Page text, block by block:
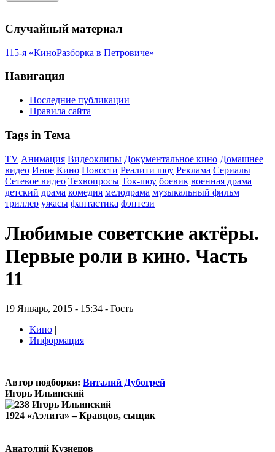
Случайный материал
115-я «КиноРазборка в Петровиче»
Навигация
Последние публикации
Правила сайта
Tags in Тема
TV Анимация Видеоклипы Документальное кино Домашнее
видео Иное Кино Новости Реалити шоу Реклама Сериалы
Сетевое видео Техвопросы Ток-шоу боевик военная драма
детский драма комедия мелодрама музыкальный фильм
триллер ужасы фантастика фэнтези
Любимые советские актёры.
Первые роли в кино. Часть
11
19 Январь, 2015 - 15:34 - Гость
Кино |
Информация
Автор подборки: Виталий Дубогрей
Игорь Ильинский
1924 «Аэлита» – Кравцов, сыщик
Анатолий Кузнецов